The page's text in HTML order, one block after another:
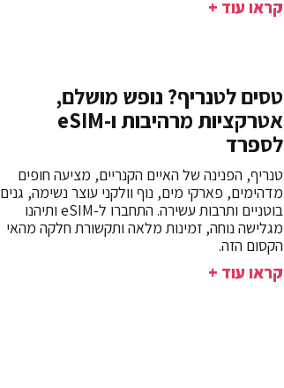
קראו עוד +
טסים לטנריף? נופש מושלם,
אטרקציות מרהיבות ו-eSIM
לספרד
טנריף, הפנינה של האיים הקנריים, מציעה חופים
מדהימים, פארקי מים, נוף וולקני עוצר נשימה, גנים
בוטניים ותרבות עשירה. התחברו ל-eSIM ותיהנו
מגלישה נוחה, זמינות מלאה ותקשורת חלקה מהאי
הקסום הזה.
קראו עוד +